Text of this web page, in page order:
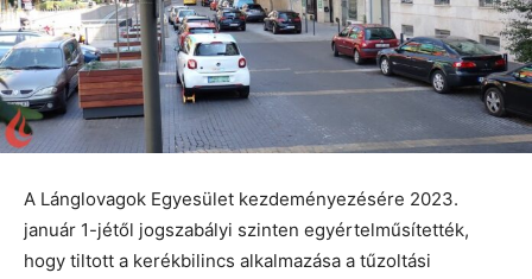
A Lánglovagok Egyesület kezdeményezésére 2023.
január 1-jétől jogszabályi szinten egyértelműsítették,
hogy tiltott a kerékbilincs alkalmazása a tűzoltási